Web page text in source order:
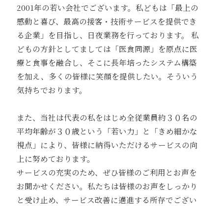
2001年の若い会社でございます。私どもは「最上の
感動と喜び、最高の接客・技術サービスを提供でき
る企業」を目指し、日夜業務を行っております。 私
どもの方針としてましては「医食同源」を原点に医
療と食事を融合し、そこに長年培ったシステム構築
を加え、多くの皆様に笑顔を提供したい。そういう
気持ちでおります。
また、当社は代表の私をはじめ全従業員約３０名の
平均年齢が３０歳という「若い力」と「きめ細かな
視点」により、皆様に納得いただけるサービスの向
上に努めております。
サービスの充実のため、ぜひ皆様のご利用とお声を
お聞かせください。私たちは皆様のお声をしっかり
と受け止め、サービス改善に邁進する所存でござい